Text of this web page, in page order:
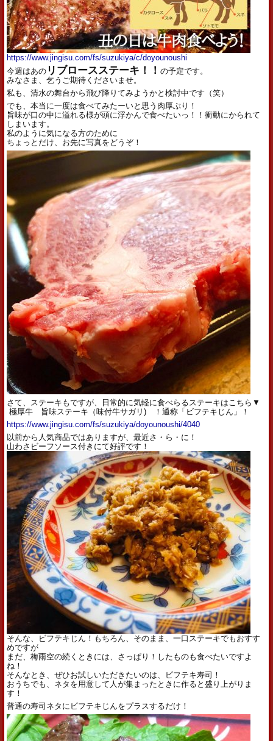
https://www.jingisu.com/fs/suzukiya/c/doyounoushi
今週はあの リブロースステーキ！！の予定です。
みなさま、乞うご期待くださいませ。
私も、清水の舞台から飛び降りてみようかと検討中です（笑）
でも、本当に一度は食べてみたーいと思う肉厚ぶり！
旨味が口の中に溢れる様が頭に浮かんで食べたいっ！！衝動にかられて
しまいます。
私のように気になる方のために
ちょっとだけ、お先に写真をどうぞ！
さて、ステーキもですが、日常的に気軽に食べらるステーキはこちら▼
極厚牛 旨味ステーキ（味付牛サガリ) ！通称「ビフテキじん」！
https://www.jingisu.com/fs/suzukiya/doyounoushi/4040
以前から人気商品ではありますが、最近さ・ら・に！
山わさビーフソース付きにて好評です！
そんな、ビフテキじん！もちろん、そのまま、一口ステーキでもおすす
めですが
まだ、梅雨空の続くときには、さっぱり！したものも食べたいですよ
ね！
そんなとき、ぜひお試しいただきたいのは、ビフテキ寿司！
おうちでも、ネタを用意して人が集まったときに作ると盛り上がりま
す！
普通の寿司ネタにビフテキじんをプラスするだけ！